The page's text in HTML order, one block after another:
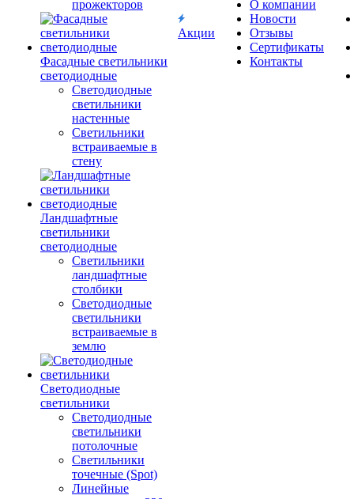
прожекторов
Фасадные светильники
светодиодные
Светодиодные
светильники
настенные
Светильники
встраиваемые в
стену
Ландшафтные
светильники
светодиодные
Светильники
ландшафтные
столбики
Светодиодные
светильники
встраиваемые в
землю
Светодиодные
светильники
Светодиодные
светильники
потолочные
Светильники
точечные (Spot)
Линейные
Акции
О компании
Новости
Отзывы
Сертификаты
Контакты